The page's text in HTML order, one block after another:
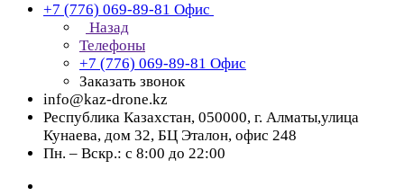
+7 (776) 069-89-81 Офис
Назад
Телефоны
+7 (776) 069-89-81 Офис
Заказать звонок
info@kaz-drone.kz
Республика Казахстан, 050000, г. Алматы,улица
Кунаева, дом 32, БЦ Эталон, офис 248
Пн. – Вскр.: с 8:00 до 22:00